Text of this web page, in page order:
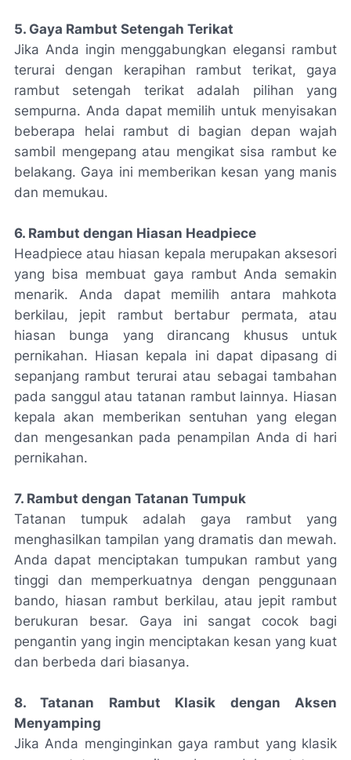
5. Gaya Rambut Setengah Terikat
Jika Anda ingin menggabungkan elegansi rambut
terurai dengan kerapihan rambut terikat, gaya
rambut setengah terikat adalah pilihan yang
sempurna. Anda dapat memilih untuk menyisakan
beberapa helai rambut di bagian depan wajah
sambil mengepang atau mengikat sisa rambut ke
belakang. Gaya ini memberikan kesan yang manis
dan memukau.
6. Rambut dengan Hiasan Headpiece
Headpiece atau hiasan kepala merupakan aksesori
yang bisa membuat gaya rambut Anda semakin
menarik. Anda dapat memilih antara mahkota
berkilau, jepit rambut bertabur permata, atau
hiasan bunga yang dirancang khusus untuk
pernikahan. Hiasan kepala ini dapat dipasang di
sepanjang rambut terurai atau sebagai tambahan
pada sanggul atau tatanan rambut lainnya. Hiasan
kepala akan memberikan sentuhan yang elegan
dan mengesankan pada penampilan Anda di hari
pernikahan.
7. Rambut dengan Tatanan Tumpuk
Tatanan tumpuk adalah gaya rambut yang
menghasilkan tampilan yang dramatis dan mewah.
Anda dapat menciptakan tumpukan rambut yang
tinggi dan memperkuatnya dengan penggunaan
bando, hiasan rambut berkilau, atau jepit rambut
berukuran besar. Gaya ini sangat cocok bagi
pengantin yang ingin menciptakan kesan yang kuat
dan berbeda dari biasanya.
8. Tatanan Rambut Klasik dengan Aksen
Menyamping
Jika Anda menginginkan gaya rambut yang klasik